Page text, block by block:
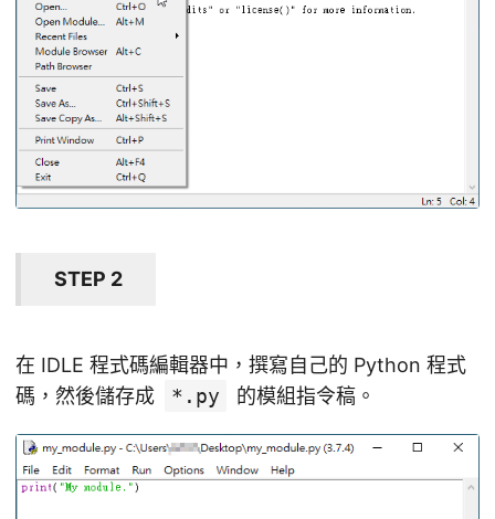
STEP 2
在 IDLE 程式碼編輯器中，撰寫自己的 Python 程式
碼，然後儲存成
*.py 的模組指令稿。